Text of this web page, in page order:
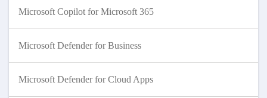
Microsoft Copilot for Microsoft 365
Microsoft Defender for Business
Microsoft Defender for Cloud Apps